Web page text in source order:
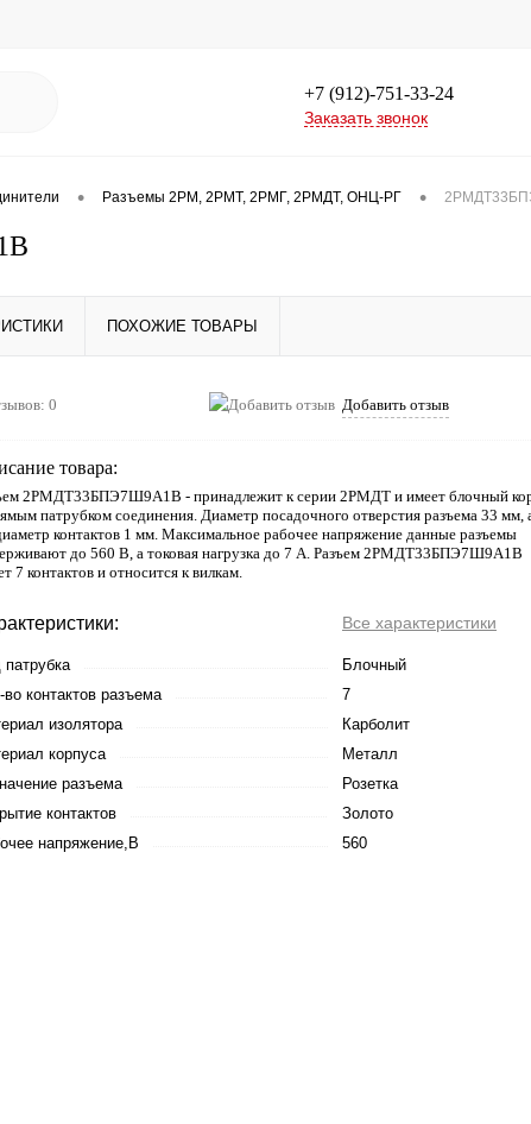
+7 (912)-751-33-24
Заказать звонок
• Разъемы 2РМ, 2РМТ, 2РМГ, 2РМДТ, ОНЦ-РГ •
ПОХОЖИЕ ТОВАРЫ
0 Добавить отзыв
товара:
2РМДТ33БПЭ7Ш9А1В - принадлежит к серии 2РМДТ и имеет блочный
патрубком соединения. Диаметр посадочного отверстия разъема 33 мм,
контактов 1 мм. Максимальное рабочее напряжение данные разъемы
до 560 В, а токовая нагрузка до 7 А. Разъем 2РМДТ33БПЭ7Ш9А1В
7 контактов и относится к вилкам.
Все характеристики
патрубка
Блочный
во контактов разъема
7
изолятора
Карболит
корпуса
Металл
разъема
Розетка
контактов
Золото
напряжение,В
560